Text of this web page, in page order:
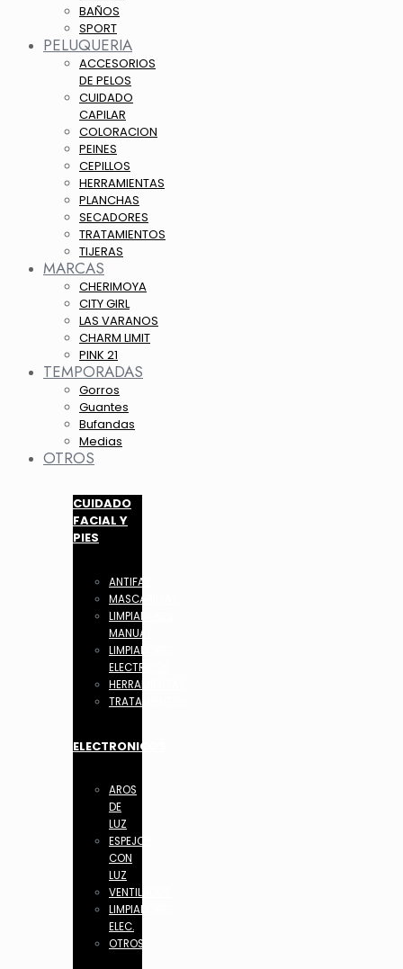
BAÑOS
SPORT
PELUQUERIA
ACCESORIOS
DE PELOS
CUIDADO
CAPILAR
COLORACION
PEINES
CEPILLOS
HERRAMIENTAS
PLANCHAS
SECADORES
TRATAMIENTOS
TIJERAS
MARCAS
CHERIMOYA
CITY GIRL
LAS VARANOS
CHARM LIMIT
PINK 21
TEMPORADAS
Gorros
Guantes
Bufandas
Medias
OTROS
CUIDADO
FACIAL Y
PIES
ANTIFAZ
MASCARILLAS
LIMPIADORES
MANUAL
LIMPIADORES
ELECTRICOS
HERRAMIENTAS
TRATAMIENTOS
ELECTRONICOS
AROS
DE
LUZ
ESPEJOS
CON
LUZ
VENTILADOR
LIMPIADORES
ELEC.
OTROS